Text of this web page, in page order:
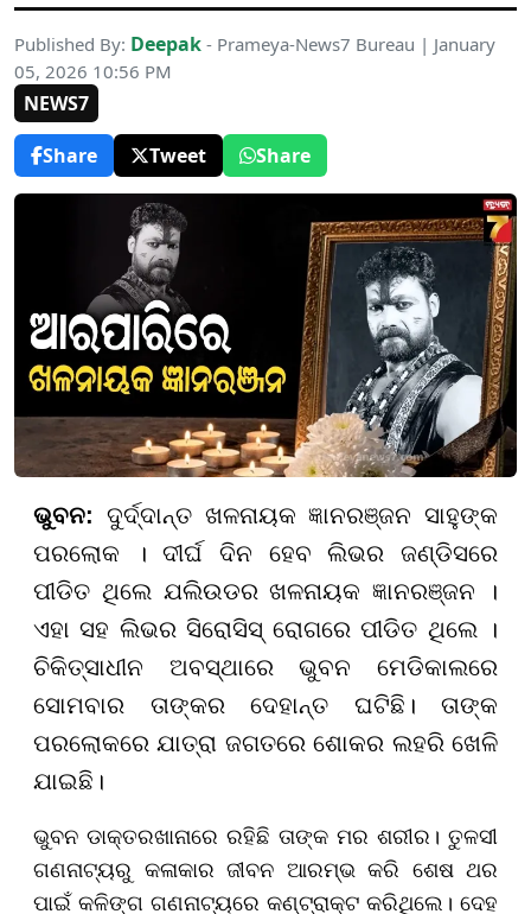
Published By: Deepak - Prameya-News7 Bureau | January
05, 2026 10:56 PM
NEWS7
Share
Tweet Share
ଭୁବନ: ଦୁର୍ଦ୍ଦାନ୍ତ ଖଳନାୟକ ଜ୍ଞାନରଞ୍ଜନ ସାହୁଙ୍କ
ପରଲୋକ । ଦୀର୍ଘ ଦିନ ହେବ ଲିଭର ଜଣ୍ଡିସରେ
ପୀଡିତ ଥିଲେ ଯଲିଉଡର ଖଳନାୟକ ଜ୍ଞାନରଞ୍ଜନ ।
ଏହା ସହ ଲିଭର ସିରୋସିସ୍ ରୋଗରେ ପୀଡିତ ଥିଲେ ।
ଚିକିତ୍ସାଧୀନ ଅବସ୍ଥାରେ ଭୁବନ ମେଡିକାଲରେ
ସୋମବାର ତାଙ୍କର ଦେହାନ୍ତ ଘଟିଛି। ତାଙ୍କ
ପରଲୋକରେ ଯାତ୍ରା ଜଗତରେ ଶୋକର ଲହରି ଖେଳି
ଯାଇଛି।
ଭୁବନ ଡାକ୍ତରଖାନାରେ ରହିଛି ତାଙ୍କ ମର ଶରୀର। ତୁଳସୀ
ଗଣନାଟ୍ୟରୁ କଳାକାର ଜୀବନ ଆରମ୍ଭ କରି ଶେଷ ଥର
ପାଇଁ କଳିଙ୍ଗ ଗଣନାଟ୍ୟରେ କଣ୍ଟ୍ରାକ୍ଟ କରିଥିଲେ। ଦେହ